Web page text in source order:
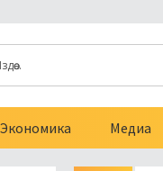
Экономика Медиа